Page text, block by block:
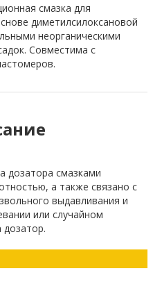
смазка для
диметилсилоксановой
неорганическими
Совместима с
дозатора смазками
а также связано с
выдавливания и
или случайном
дозатор.